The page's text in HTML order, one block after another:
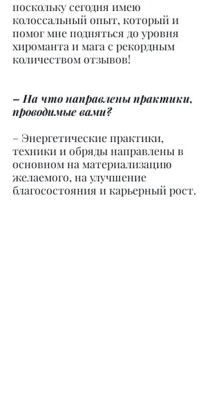
поскольку сегодня имею
колоссальный опыт, который и
помог мне подняться до уровня
хироманта и мага с рекордным
количеством отзывов!
– На что направлены практики,
проводимые вами?
– Энергетические практики,
техники и обряды направлены в
основном на материализацию
желаемого, на улучшение
благосостояния и карьерный рост.